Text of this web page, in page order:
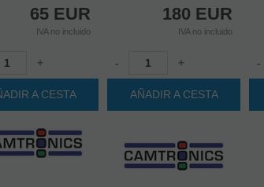
65 EUR
IVA no incluido
+
A CESTA
180 EUR
IVA no incluido
- +
AÑADIR A CESTA
-